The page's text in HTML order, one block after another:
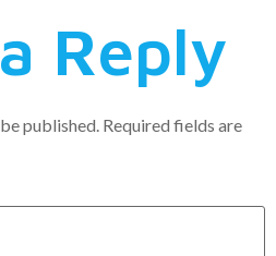
Reply
published. Required fields are